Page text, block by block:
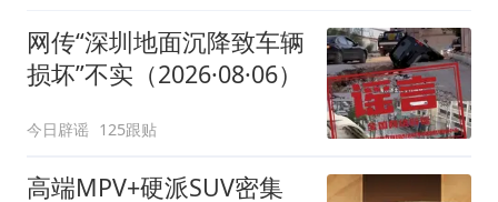
网传“深圳地面沉降致车辆
损坏”不实（2026·08·06）
今日辟谣 125跟贴
高端MPV+硬派SUV密集